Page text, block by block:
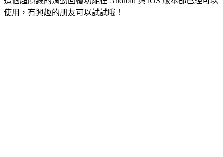
使用，有興趣的朋友可以試試哦！